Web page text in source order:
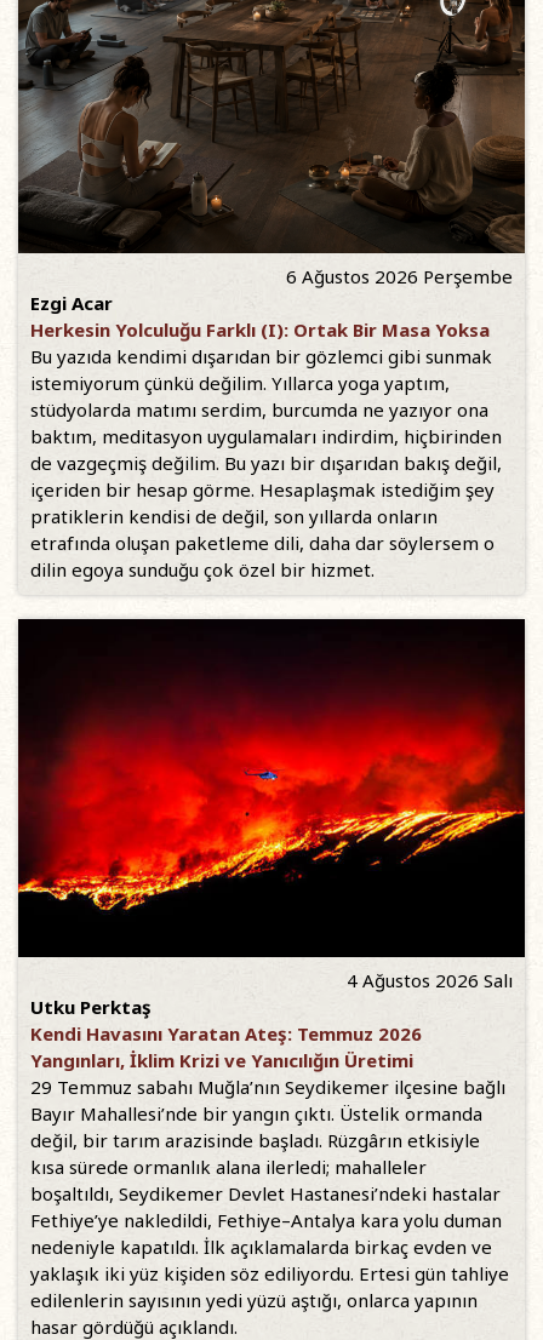
6 Ağustos 2026 Perşembe
Ezgi Acar
Herkesin Yolculuğu Farklı (I): Ortak Bir Masa Yoksa
Bu yazıda kendimi dışarıdan bir gözlemci gibi sunmak
istemiyorum çünkü değilim. Yıllarca yoga yaptım,
stüdyolarda matımı serdim, burcumda ne yazıyor ona
baktım, meditasyon uygulamaları indirdim, hiçbirinden
de vazgeçmiş değilim. Bu yazı bir dışarıdan bakış değil,
içeriden bir hesap görme. Hesaplaşmak istediğim şey
pratiklerin kendisi de değil, son yıllarda onların
etrafında oluşan paketleme dili, daha dar söylersem o
dilin egoya sunduğu çok özel bir hizmet.
4 Ağustos 2026 Salı
Utku Perktaş
Kendi Havasını Yaratan Ateş: Temmuz 2026
Yangınları, İklim Krizi ve Yanıcılığın Üretimi
29 Temmuz sabahı Muğla’nın Seydikemer ilçesine bağlı
Bayır Mahallesi’nde bir yangın çıktı. Üstelik ormanda
değil, bir tarım arazisinde başladı. Rüzgârın etkisiyle
kısa sürede ormanlık alana ilerledi; mahalleler
boşaltıldı, Seydikemer Devlet Hastanesi’ndeki hastalar
Fethiye’ye nakledildi, Fethiye–Antalya kara yolu duman
nedeniyle kapatıldı. İlk açıklamalarda birkaç evden ve
yaklaşık iki yüz kişiden söz ediliyordu. Ertesi gün tahliye
edilenlerin sayısının yedi yüzü aştığı, onlarca yapının
hasar gördüğü açıklandı.